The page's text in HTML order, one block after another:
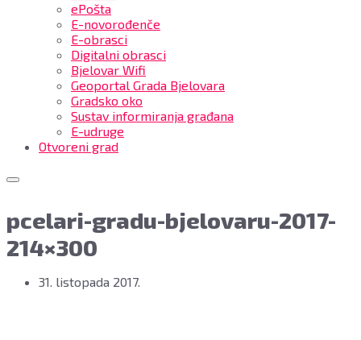
ePošta
E-novorođenče
E-obrasci
Digitalni obrasci
Bjelovar Wifi
Geoportal Grada Bjelovara
Gradsko oko
Sustav informiranja građana
E-udruge
Otvoreni grad
pcelari-gradu-bjelovaru-2017-
214×300
31. listopada 2017.